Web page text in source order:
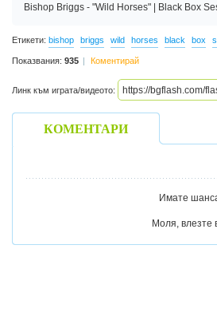
Bishop Briggs - "Wild Horses" | Black Box
Етикети: bishop briggs wild horses black box
Показвания: 935 Коментирай
Линк към играта/видеото:
КОМЕНТАРИ
Имате
Моля, влезте